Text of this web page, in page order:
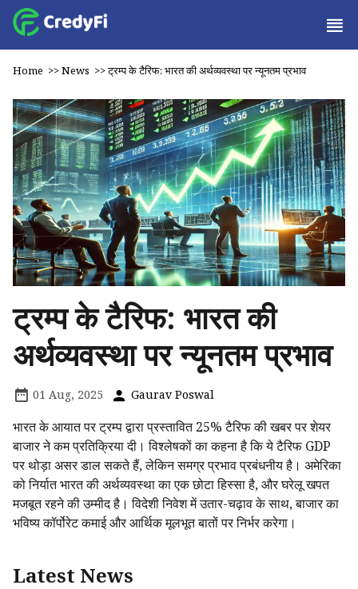
Home >>News >>ट्रम्प के टैरिफ: भारत की अर्थव्यवस्था पर न्यूनतम प्रभाव
ट्रम्प के टैरिफ: भारत की
अर्थव्यवस्था पर न्यूनतम प्रभाव
01 Aug, 2025 Gaurav Poswal
भारत के आयात पर ट्रम्प द्वारा प्रस्तावित 25% टैरिफ की खबर पर शेयर
बाजार ने कम प्रतिक्रिया दी। विश्लेषकों का कहना है कि ये टैरिफ GDP
पर थोड़ा असर डाल सकते हैं, लेकिन समग्र प्रभाव प्रबंधनीय है। अमेरिका
को निर्यात भारत की अर्थव्यवस्था का एक छोटा हिस्सा है, और घरेलू खपत
मजबूत रहने की उम्मीद है। विदेशी निवेश में उतार-चढ़ाव के साथ, बाजार का
भविष्य कॉर्पोरेट कमाई और आर्थिक मूलभूत बातों पर निर्भर करेगा।
Latest News